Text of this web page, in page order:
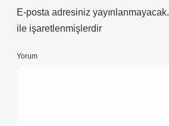
E-posta adresiniz yayınlanmayacak.
ile işaretlenmişlerdir
Yorum